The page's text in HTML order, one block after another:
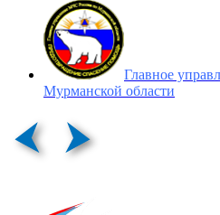
Главное
Мурманской области